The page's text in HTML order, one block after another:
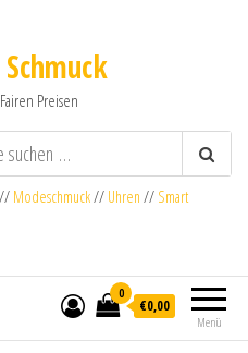
Preisen
// Modeschmuck// Uhren // Smart
Menü
0
€0,00